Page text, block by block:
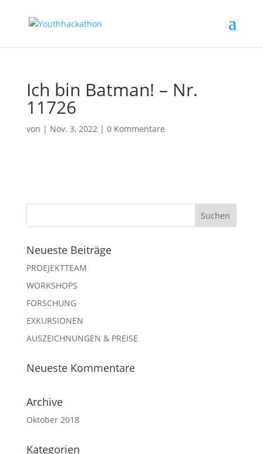
Ich bin Batman! – Nr.
11726
von | Nov. 3, 2022| 0 Kommentare
Neueste Beiträge
PROEJEKTTEAM
WORKSHOPS
FORSCHUNG
EXKURSIONEN
AUSZEICHNUNGEN & PREISE
Neueste Kommentare
Archive
Oktober 2018
Kategorien